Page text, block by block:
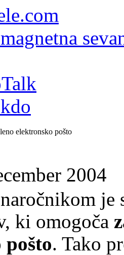
elektronsko pošto
2004
je
ki omogoča
pošto. Tako